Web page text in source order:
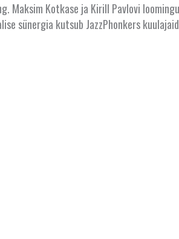
Maksim Kotkase ja Kirill Pavlovi
sünergia kutsub JazzPhonkers